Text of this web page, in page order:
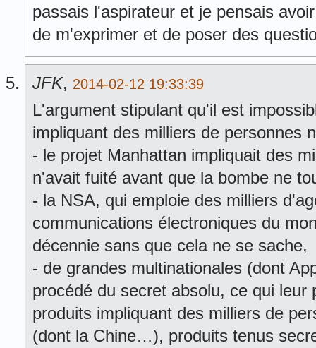
passais l'aspirateur et je pensais
de m'exprimer et de poser des
JFK, 2014-02-12 19:33:39
L'argument stipulant qu'il est
impliquant des milliers de personnes
- le projet Manhattan impliquait des
n'avait fuité avant que la bombe ne
- la NSA, qui emploie des milliers
communications électroniques du
décennie sans que cela ne se sache,
- de grandes multinationales (dont
procédé du secret absolu, ce qui leur
produits impliquant des milliers de
(dont la Chine…), produits tenus